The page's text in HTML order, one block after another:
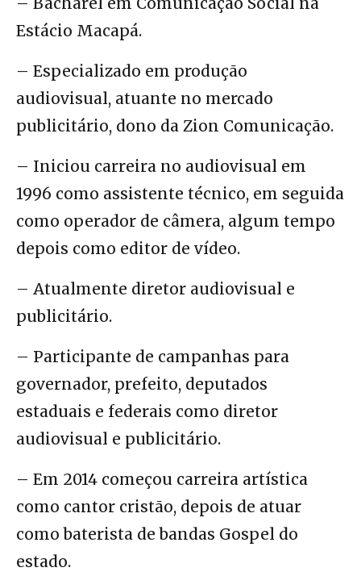
Estácio Macapá.
– Especializado em produção
audiovisual, atuante no mercado
publicitário, dono da Zion Comunicação.
– Iniciou carreira no audiovisual em
1996 como assistente técnico, em seguida
como operador de câmera, algum tempo
depois como editor de vídeo.
– Atualmente diretor audiovisual e
publicitário.
– Participante de campanhas para
governador, prefeito, deputados
estaduais e federais como diretor
audiovisual e publicitário.
– Em 2014 começou carreira artística
como cantor cristão, depois de atuar
como baterista de bandas Gospel do
estado.